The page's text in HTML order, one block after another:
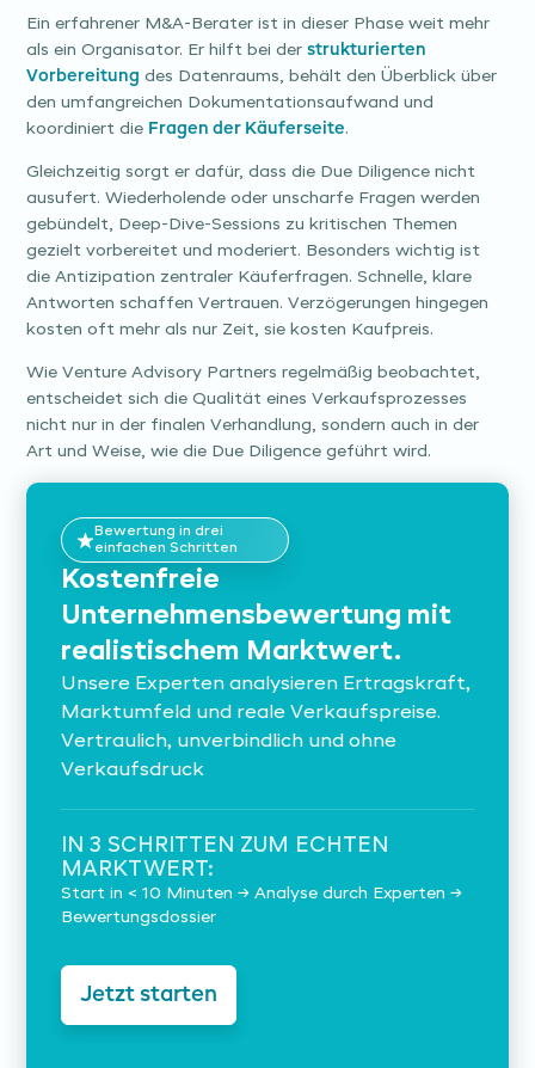
Ein erfahrener M&A-Berater ist in dieser Phase weit mehr
als ein Organisator. Er hilft bei derstrukturierten
Vorbereitung des Datenraums, behält den Überblick über
den umfangreichen Dokumentationsaufwand und
koordiniert die Fragen der Käuferseite.
Gleichzeitig sorgt er dafür, dass die Due Diligence nicht
ausufert. Wiederholende oder unscharfe Fragen werden
gebündelt, Deep-Dive-Sessions zu kritischen Themen
gezielt vorbereitet und moderiert. Besonders wichtig ist
die Antizipation zentraler Käuferfragen. Schnelle, klare
Antworten schaffen Vertrauen. Verzögerungen hingegen
kosten oft mehr als nur Zeit, sie kosten Kaufpreis.
Wie Venture Advisory Partners regelmäßig beobachtet,
entscheidet sich die Qualität eines Verkaufsprozesses
nicht nur in der finalen Verhandlung, sondern auch in der
Art und Weise, wie die Due Diligence geführt wird.
Bewertung in drei
einfachen Schritten
Kostenfreie
Unternehmensbewertung mit
realistischem Marktwert.
Unsere Experten analysieren Ertragskraft,
Marktumfeld und reale Verkaufspreise.
Vertraulich, unverbindlich und ohne
Verkaufsdruck
IN 3 SCHRITTEN ZUM ECHTEN
MARKTWERT:
Start in < 10 Minuten → Analyse durch Experten →
Bewertungsdossier
Jetzt starten